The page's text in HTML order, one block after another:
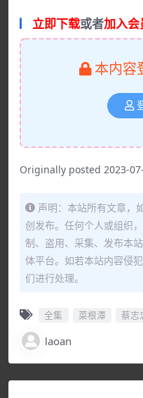
立即下载或者加入会
本内容
Originally posted 2023-
声明：本站所有文章，
创发布。任何个人或组织
制、盗用、采集、发布本
体平台。如若本站内容侵
们进行处理。
全集 菜根潭 蔡志
laoan